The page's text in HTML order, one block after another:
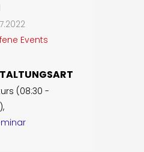
Events
(08:30 -